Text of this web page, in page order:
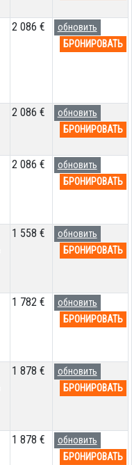
2 086 €
обновить
БРОНИРОВАТЬ
2 086 €
обновить
БРОНИРОВАТЬ
2 086 €
обновить
БРОНИРОВАТЬ
1 558 €
обновить
БРОНИРОВАТЬ
1 782 €
обновить
БРОНИРОВАТЬ
1 878 €
обновить
БРОНИРОВАТЬ
1 878 €
обновить
БРОНИРОВАТЬ